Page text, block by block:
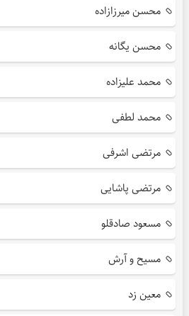
محسن میرزازاده
محسن یگانه
محمد علیزاده
محمد لطفی
مرتضی اشرفی
مرتضی پاشایی
مسعود صادقلو
مسیح و آرش
معین زد